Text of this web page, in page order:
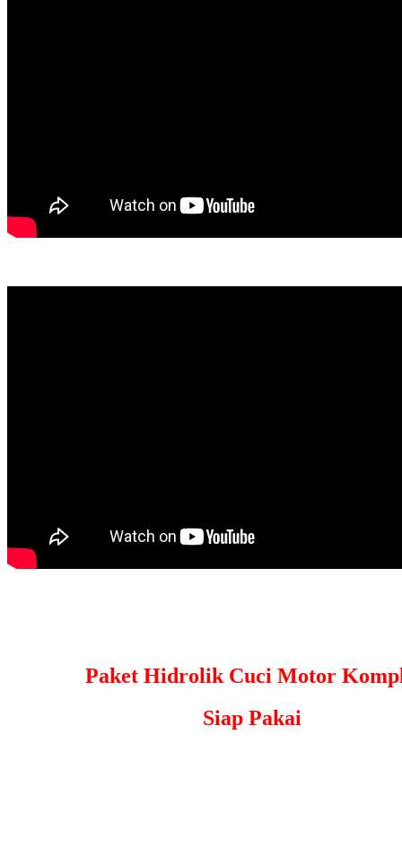
Paket Hidrolik Cuci Motor
Siap Pakai